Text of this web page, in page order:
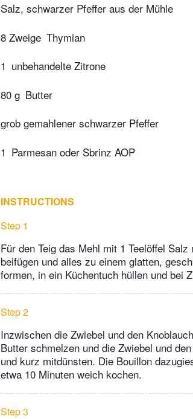
Salz, schwarzer Pfeffer aus der Mühle
8 Zweige Thymian
1 unbehandelte Zitrone
80 g Butter
grob gemahlener schwarzer Pfeffer
1 Parmesan oder Sbrinz AOP
INSTRUCTIONS
Step 1
Für den Teig das Mehl mit 1 Teelöffel
beifügen und alles zu einem glatten,
formen, in ein Küchentuch hüllen und bei
Step 2
Inzwischen die Zwiebel und den
Butter schmelzen und die Zwiebel und
und kurz mitdünsten. Die Bouillon
etwa 10 Minuten weich kochen.
Step 3